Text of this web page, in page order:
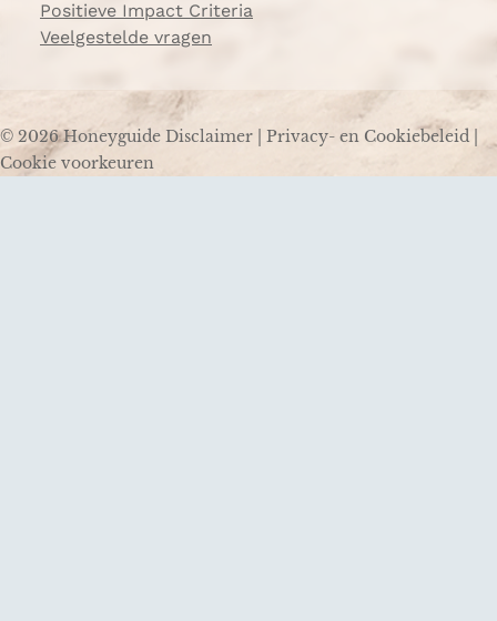
Positieve Impact Criteria
Veelgestelde vragen
© 2026 Honeyguide Disclaimer Privacy- en Cookiebeleid
Cookie voorkeuren